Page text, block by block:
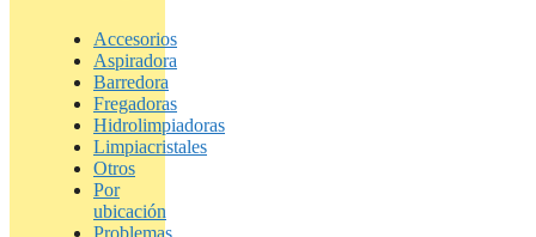
Accesorios
Aspiradora
Barredora
Fregadoras
Hidrolimpiadoras
Limpiacristales
Otros
Por
ubicación